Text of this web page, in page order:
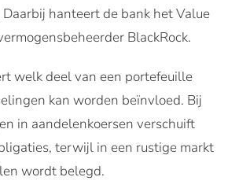
hanteert de bank het Value
BlackRock.
welk deel van een portefeuille
kan worden beïnvloed. Bij
in aandelenkoersen verschuift
terwijl in een rustige markt
wordt belegd.